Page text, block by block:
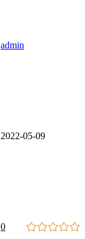
admin
2022-05-09
0